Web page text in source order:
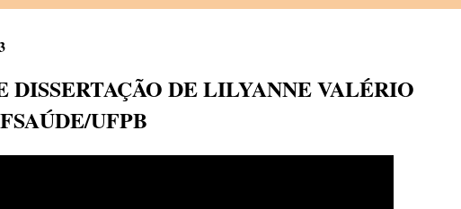
DISSERTAÇÃO DE LILYANNE VALÉRIO
UFPB